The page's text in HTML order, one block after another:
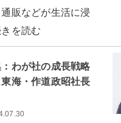
販などが生活に浸
を読む
わが社の成長戦略
海・作道政昭社長